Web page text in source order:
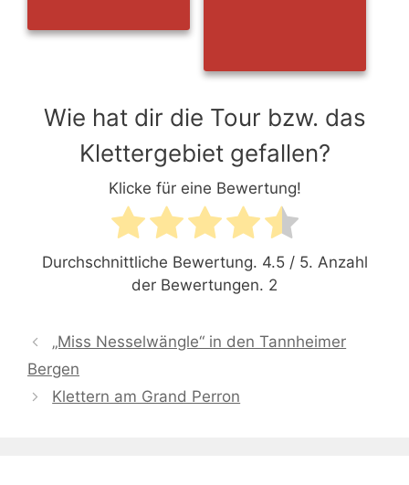
Wie hat dir die Tour bzw. das
Klettergebiet gefallen?
Klicke für eine Bewertung!
Durchschnittliche Bewertung. 4.5/ 5. Anzahl
der Bewertungen. 2
„Miss Nesselwängle“ in den Tannheimer
Bergen
Klettern am Grand Perron